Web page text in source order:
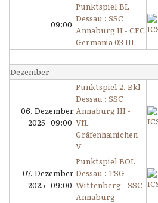
09:00
Punktspiel BL
Dessau : SSC
Annaburg II - CFC
Germania 03 III
Dezember
06. Dezember
2025 09:00
Punktspiel 2. Bkl
Dessau : SSC
Annaburg III -
VfL
Gräfenhainichen
V
07. Dezember
2025 09:00
Punktspiel BOL
Dessau : TSG
Wittenberg - SSC
Annaburg